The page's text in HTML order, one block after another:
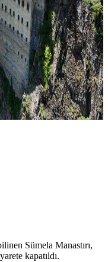
Sümela Manastırı,
kapatıldı.